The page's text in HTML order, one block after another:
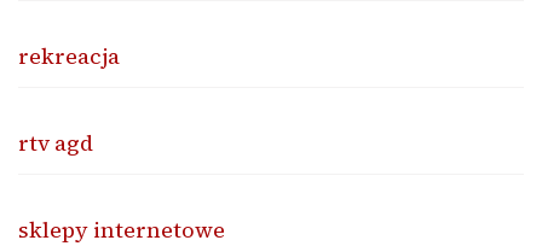
rekreacja
rtv agd
sklepy internetowe